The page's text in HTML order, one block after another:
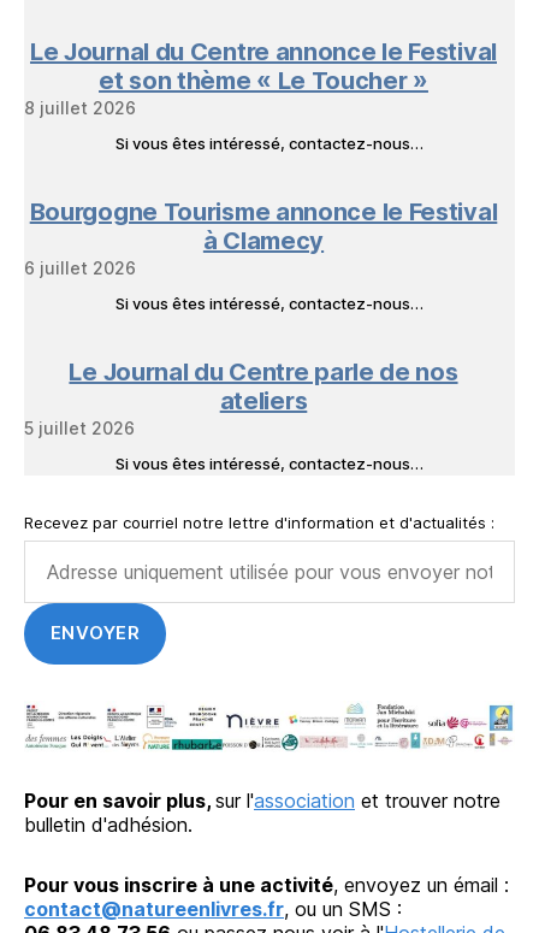
Le Journal du Centre annonce le Festival
et son thème « Le Toucher »
8 juillet 2026
Si vous êtes intéressé, contactez-nous…
Bourgogne Tourisme annonce le Festival
à Clamecy
6 juillet 2026
Si vous êtes intéressé, contactez-nous…
Le Journal du Centre parle de nos
ateliers
5 juillet 2026
Si vous êtes intéressé, contactez-nous…
Recevez par courriel notre lettre d'information et d'actualités :
Pour en savoir plus, sur l'association et trouver notre
bulletin d'adhésion.
Pour vous inscrire à une activité, envoyez un émail :
contact@natureenlivres.fr, ou un SMS :